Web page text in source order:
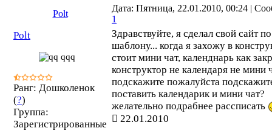
Polt
Дата: Пятница, 22.01.2010, 00:24 |
1
Polt
Ранг: Дошколенок
(?)
Группа:
Зарегистрированные
Здравствуйте, я сделал свой сайт по
шаблону... когда я захожу в
стоит мини чат, календнарь как
конструктор не календаря не мини
подскажите пожалуйста
поставить календарик и мини чат?
желательно подрабнее рассписать
22.01.2010